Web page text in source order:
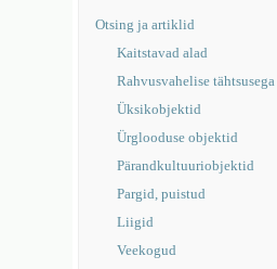
Otsing ja artiklid
Kaitstavad alad
Rahvusvahelise tähtsusega
Üksikobjektid
Ürglooduse objektid
Pärandkultuuriobjektid
Pargid, puistud
Liigid
Veekogud